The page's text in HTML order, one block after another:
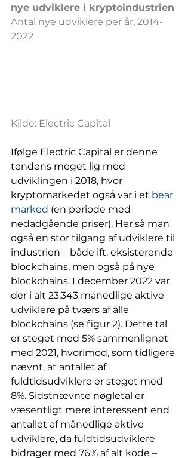
nye udviklere i kryptoindustrien
Antal nye udviklere per år, 2014-
2022
Kilde: Electric Capital
Ifølge Electric Capital er denne
tendens meget lig med
udviklingen i 2018, hvor
kryptomarkedet også var i et bear
marked (en periode med
nedadgående priser). Her så man
også en stor tilgang af udviklere til
industrien – både ift. eksisterende
blockchains, men også på nye
blockchains. I december 2022 var
der i alt 23.343 månedlige aktive
udviklere på tværs af alle
blockchains (se figur 2). Dette tal
er steget med 5% sammenlignet
med 2021, hvorimod, som tidligere
nævnt, at antallet af
fuldtidsudviklere er steget med
8%. Sidstnævnte nøgletal er
væsentligt mere interessent end
antallet af månedlige aktive
udviklere, da fuldtidsudviklere
bidrager med 76% af alt kode –